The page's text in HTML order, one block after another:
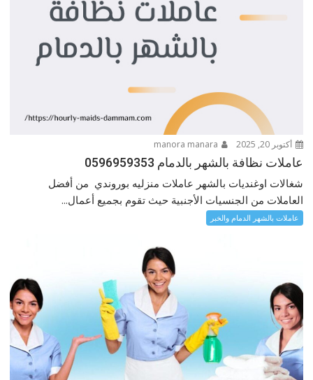
أكتوبر 20, 2025
عاملات نظافة بالشهر بالدمام 0596959353
شغالات اوغنديات بالشهر عاملات منزليه بوروندي من أفضل
العاملات من الجنسيات الأجنبية حيث تقوم بجميع أعمال...
عاملات بالشهر الدمام والخبر